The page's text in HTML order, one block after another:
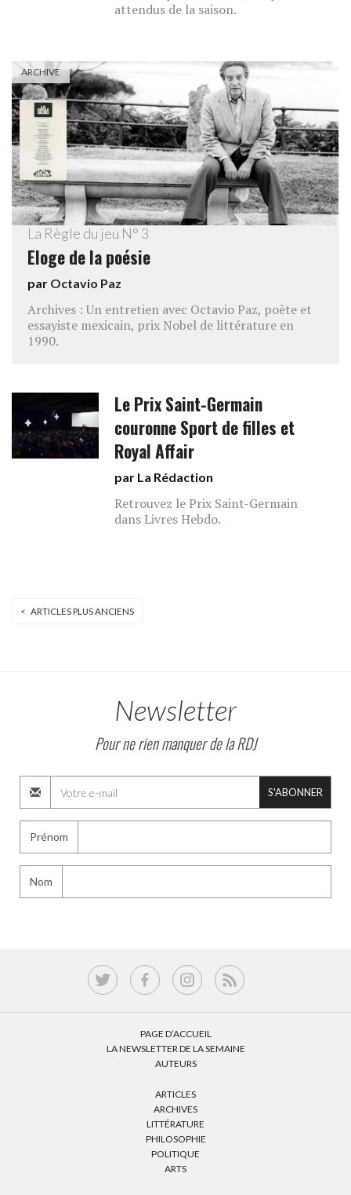
attendus de la saison.
ARCHIVE
La Règle du jeu N° 3
Eloge de la poésie
par Octavio Paz
Archives : Un entretien avec Octavio Paz, poète et
essayiste mexicain, prix Nobel de littérature en
1990.
Le Prix Saint-Germain
couronne Sport de filles et
Royal Affair
par La Rédaction
Retrouvez le Prix Saint-Germain
dans Livres Hebdo.
< ARTICLES PLUS ANCIENS
Newsletter
Pour ne rien manquer de la RDJ
S'ABONNER
Prénom
Nom
PAGE D’ACCUEIL
LA NEWSLETTER DE LA SEMAINE
AUTEURS
ARTICLES
ARCHIVES
LITTÉRATURE
PHILOSOPHIE
POLITIQUE
ARTS